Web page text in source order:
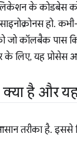
के कोडबेस को
असाइनोक्रोनस
जो कॉलबैक पास
लिए, यह प्रोसेस
क्या है और
तरीका है. इससे